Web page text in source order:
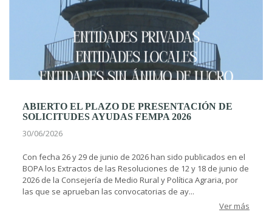
ABIERTO EL PLAZO DE PRESENTACIÓN DE
SOLICITUDES AYUDAS FEMPA 2026
30/06/2026
Con fecha 26 y 29 de junio de 2026 han sido publicados en el
BOPA los Extractos de las Resoluciones de 12 y 18 de junio de
2026 de la Consejería de Medio Rural y Política Agraria, por
las que se aprueban las convocatorias de ay...
Ver más